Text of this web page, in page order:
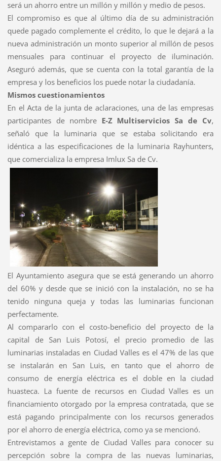
será un ahorro entre un millón y millón y medio de pesos.
El compromiso es que al último día de su administración
quede pagado complemente el crédito, lo que le dejará a la
nueva administración un monto superior al millón de pesos
mensuales para continuar el proyecto de iluminación.
Aseguró además, que se cuenta con la total garantía de la
empresa y los beneficios los puede notar la ciudadanía.
Mismos cuestionamientos
En el Acta de la junta de aclaraciones, una de las empresas
participantes de nombre E-Z MultiserviciosSa de Cv,
señaló que la luminaria que se estaba solicitando era
idéntica a las especificaciones de la luminaria Rayhunters,
que comercializa la empresa Imlux Sa de Cv.
El Ayuntamiento asegura que se está generando un ahorro
del 60% y desde que se inició con la instalación, no se ha
tenido ninguna queja y todas las luminarias funcionan
perfectamente.
Al compararlo con el costo-beneficio del proyecto de la
capital de San Luis Potosí, el precio promedio de las
luminarias instaladas en Ciudad Valles es el 47% de las que
se instalarán en San Luis, en tanto que el ahorro de
consumo de energía eléctrica es el doble en la ciudad
huasteca. La fuente de recursos en Ciudad Valles es un
financiamiento otorgado por la empresa contratada, que se
está pagando principalmente con los recursos generados
por el ahorro de energía eléctrica, como ya se mencionó.
Entrevistamos a gente de Ciudad Valles para conocer su
percepción sobre la compra de las nuevas luminarias,